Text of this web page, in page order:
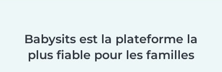
Babysits est la plateforme la
plus fiable pour les familles